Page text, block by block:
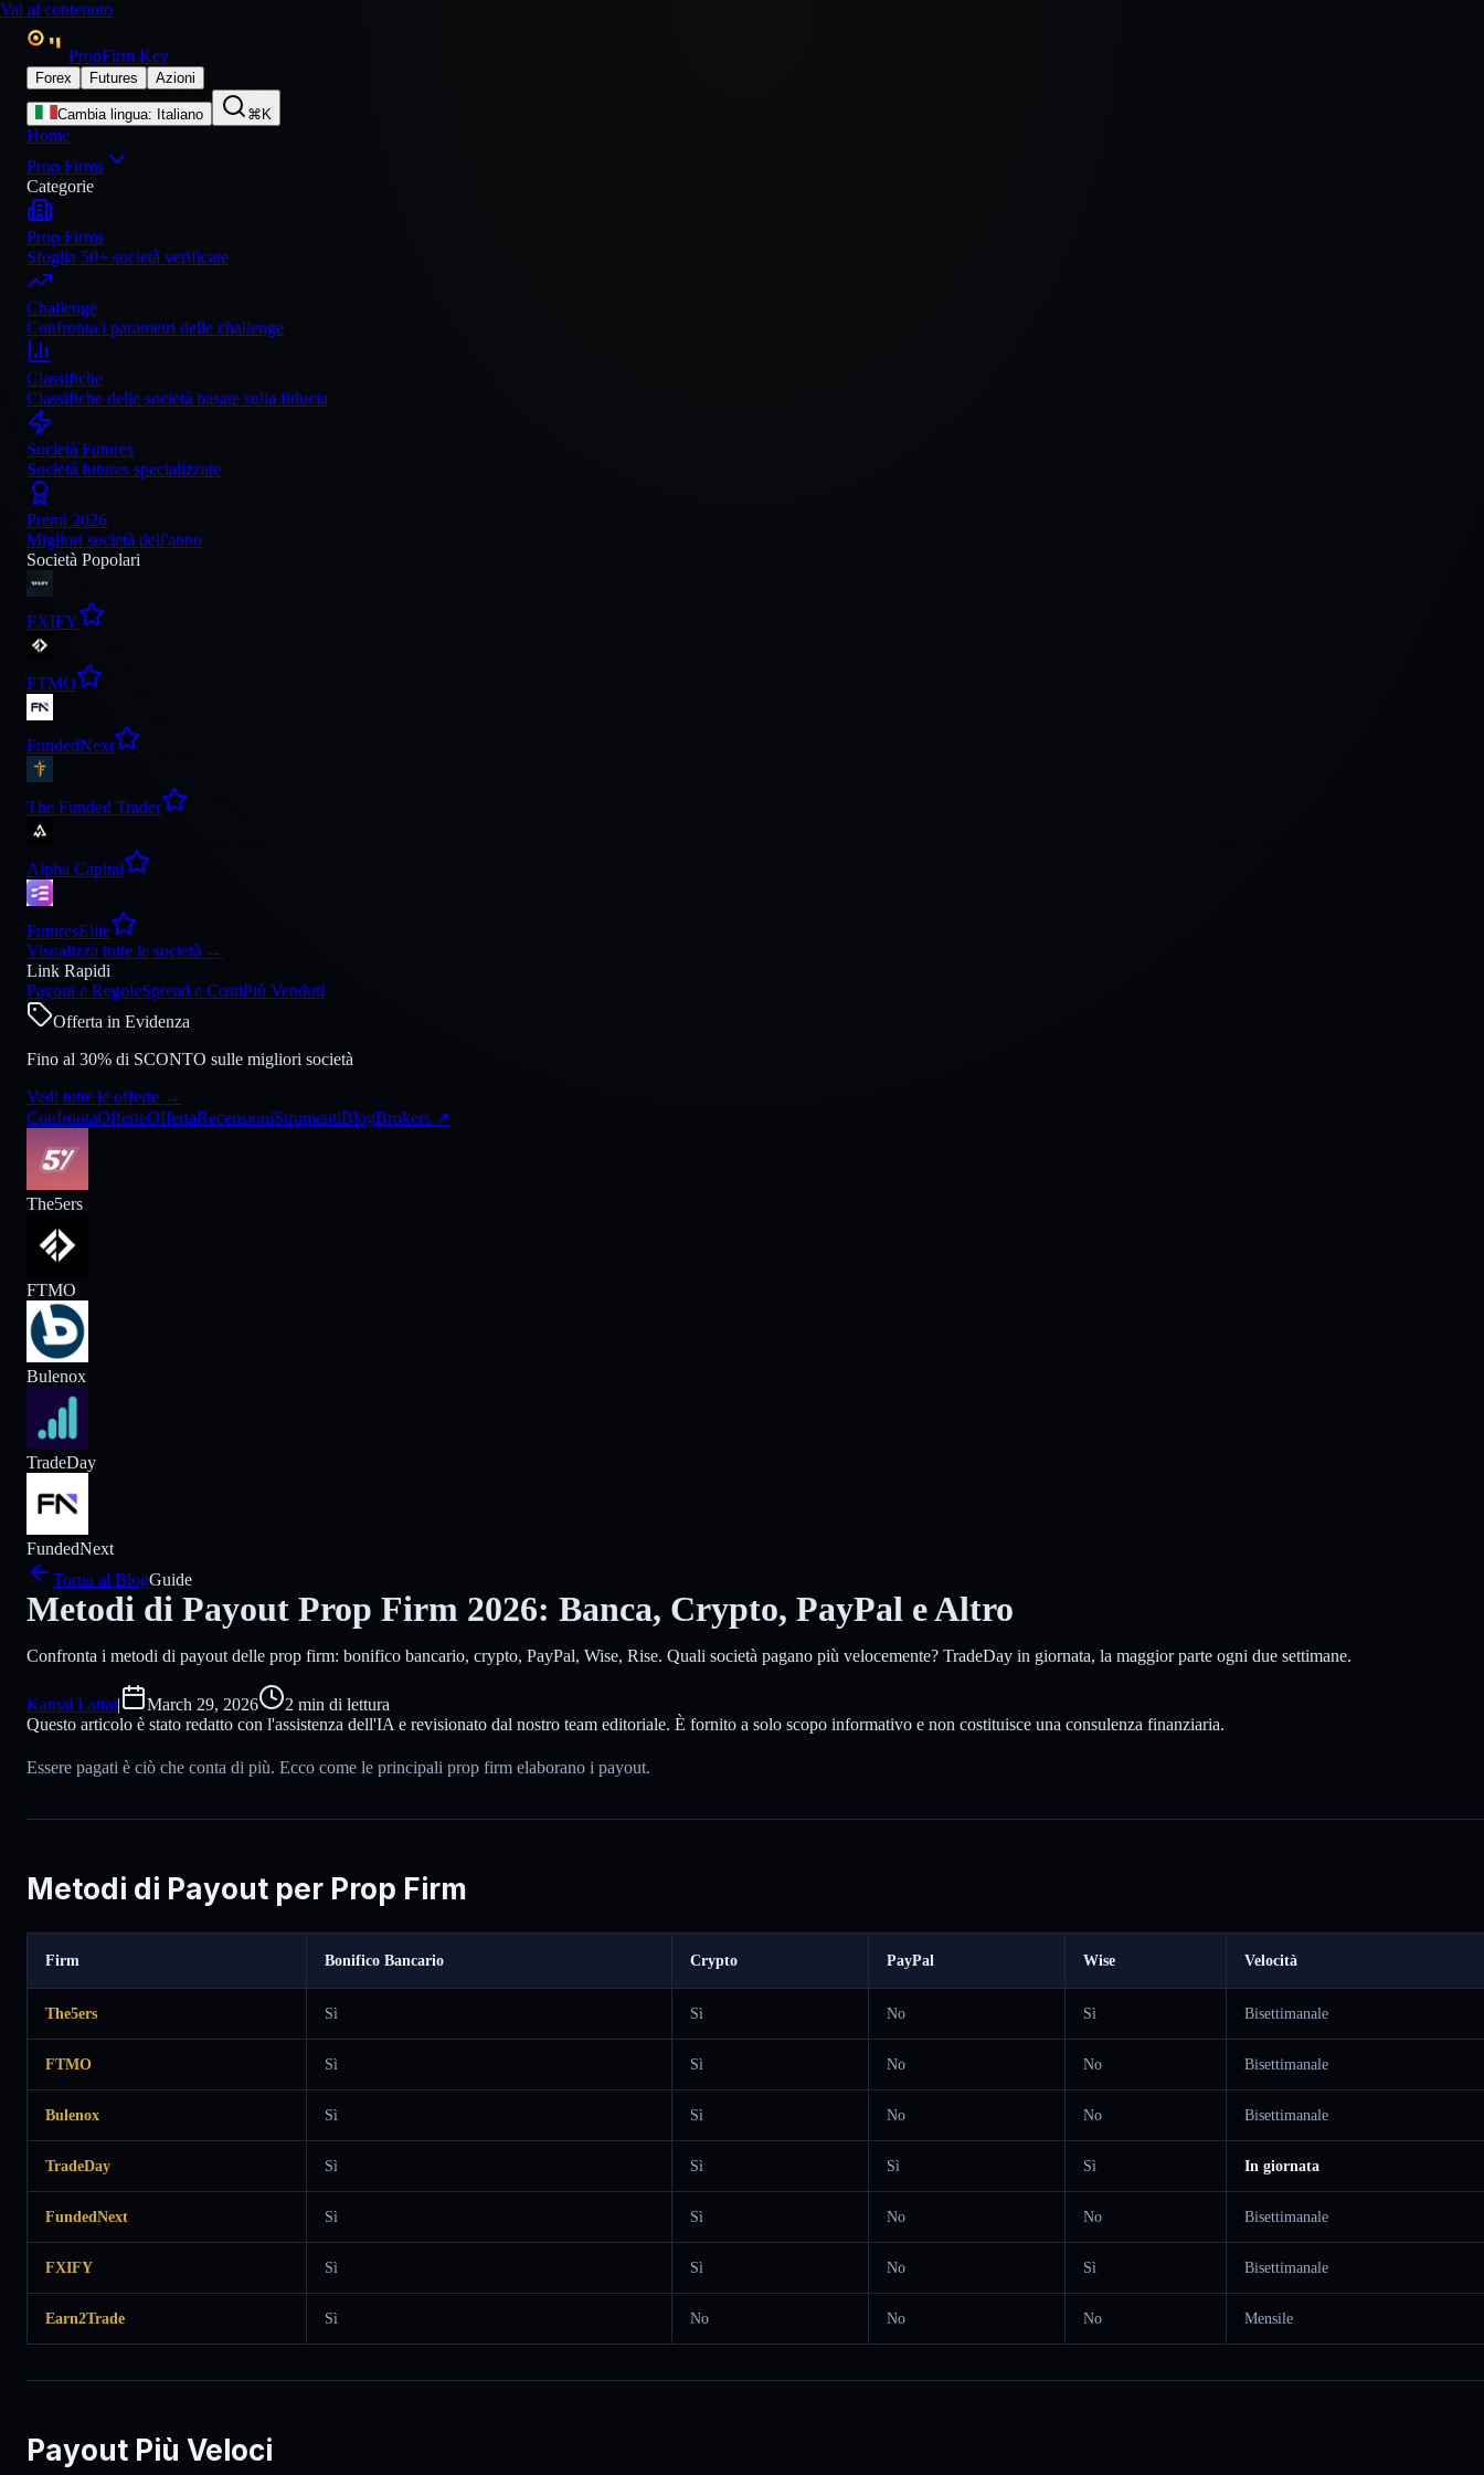
Vai al contenuto
PropFirm Key
Forex Futures Azioni
Cambia lingua: Italiano ⌘K
Home
Prop Firms
Categorie
Prop Firms
Sfoglia 50+ società verificate
Challenge
Confronta i parametri delle challenge
Classifiche
Classifiche delle società basate sulla fiducia
Società Futures
Società futures specializzate
Premi 2026
Migliori società dell'anno
Società Popolari
FXIFY
FTMO
FundedNext
The Funded Trader
Alpha Capital
FuturesElite
Visualizza tutte le società →
Link Rapidi
Payout e RegoleSpread e CostiPiù Venduti
Offerta in Evidenza
Fino al 30% di SCONTO sulle migliori società
Vedi tutte le offerte →
ConfrontaOfferteOffertaRecensioniStrumentiBlogBrokers ↗
The5ers
FTMO
Bulenox
TradeDay
FundedNext
Torna al BlogGuide
Metodi di Payout Prop Firm 2026: Banca, Crypto, PayPal e Altro
Confronta i metodi di payout delle prop firm: bonifico bancario, crypto, PayPal, Wise, Rise. Quali società pagano più velocemente? TradeDay in giornata, la maggior parte ogni due settimane.
Kamal Lattai| March 29, 2026
2 min di lettura
Questo articolo è stato redatto con l'assistenza dell'IA e revisionato dal nostro team editoriale. È fornito a solo scopo informativo e non costituisce una consulenza finanziaria.
Essere pagati è ciò che conta di più. Ecco come le principali prop firm elaborano i payout.
Metodi di Payout per Prop Firm
Firm Bonifico Bancario Crypto PayPal Wise Velocità
The5ers Sì Sì No Sì Bisettimanale
FTMO Sì Sì No No Bisettimanale
Bulenox Sì Sì No No Bisettimanale
TradeDay Sì Sì Sì Sì In giornata
FundedNext Sì Sì No No Bisettimanale
FXIFY Sì Sì No Sì Bisettimanale
Earn2Trade Sì No No No Mensile
Payout Più Veloci